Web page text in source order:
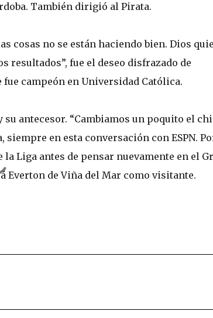
También dirigió al Pirata.
cosas no se están haciendo bien. Dios
resultados”, fue el deseo disfrazado de
campeón en Universidad Católica.
antecesor. “Cambiamos un poquito el
en esta conversación con ESPN.
Liga antes de pensar nuevamente en el
Everton de Viña del Mar como visitante.